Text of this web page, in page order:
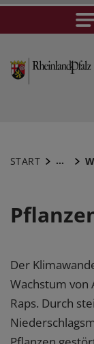
START ...
Der
Wachstum von
Raps. Durch